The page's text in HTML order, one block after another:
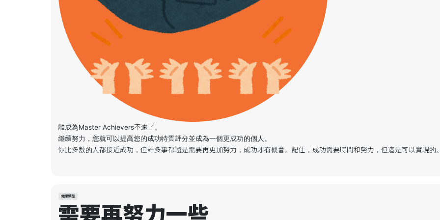
離成為Master Achievers不遠了。
繼續努力，您就可以提高您的成功特質評分並成為一個更成功的個人。
結果類型
需要再努力一些